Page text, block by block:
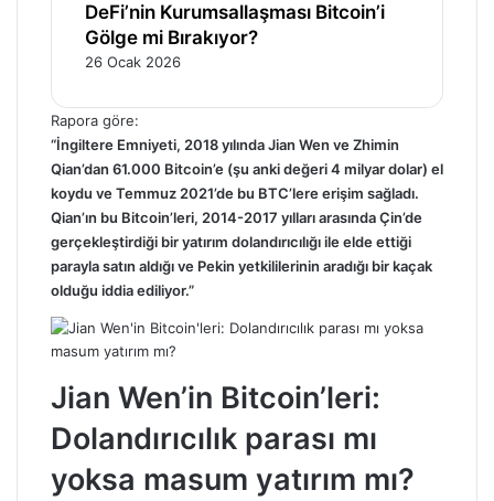
DeFi’nin Kurumsallaşması Bitcoin’i
Gölge mi Bırakıyor?
26 Ocak 2026
Rapora göre:
“İngiltere Emniyeti, 2018 yılında Jian Wen ve Zhimin
Qian’dan 61.000 Bitcoin’e (şu anki değeri 4 milyar dolar) el
koydu ve Temmuz 2021’de bu BTC’lere erişim sağladı.
Qian’ın bu Bitcoin’leri, 2014-2017 yılları arasında Çin’de
gerçekleştirdiği bir yatırım dolandırıcılığı ile elde ettiği
parayla satın aldığı ve Pekin yetkililerinin aradığı bir kaçak
olduğu iddia ediliyor.”
Jian Wen’in Bitcoin’leri:
Dolandırıcılık parası mı
yoksa masum yatırım mı?